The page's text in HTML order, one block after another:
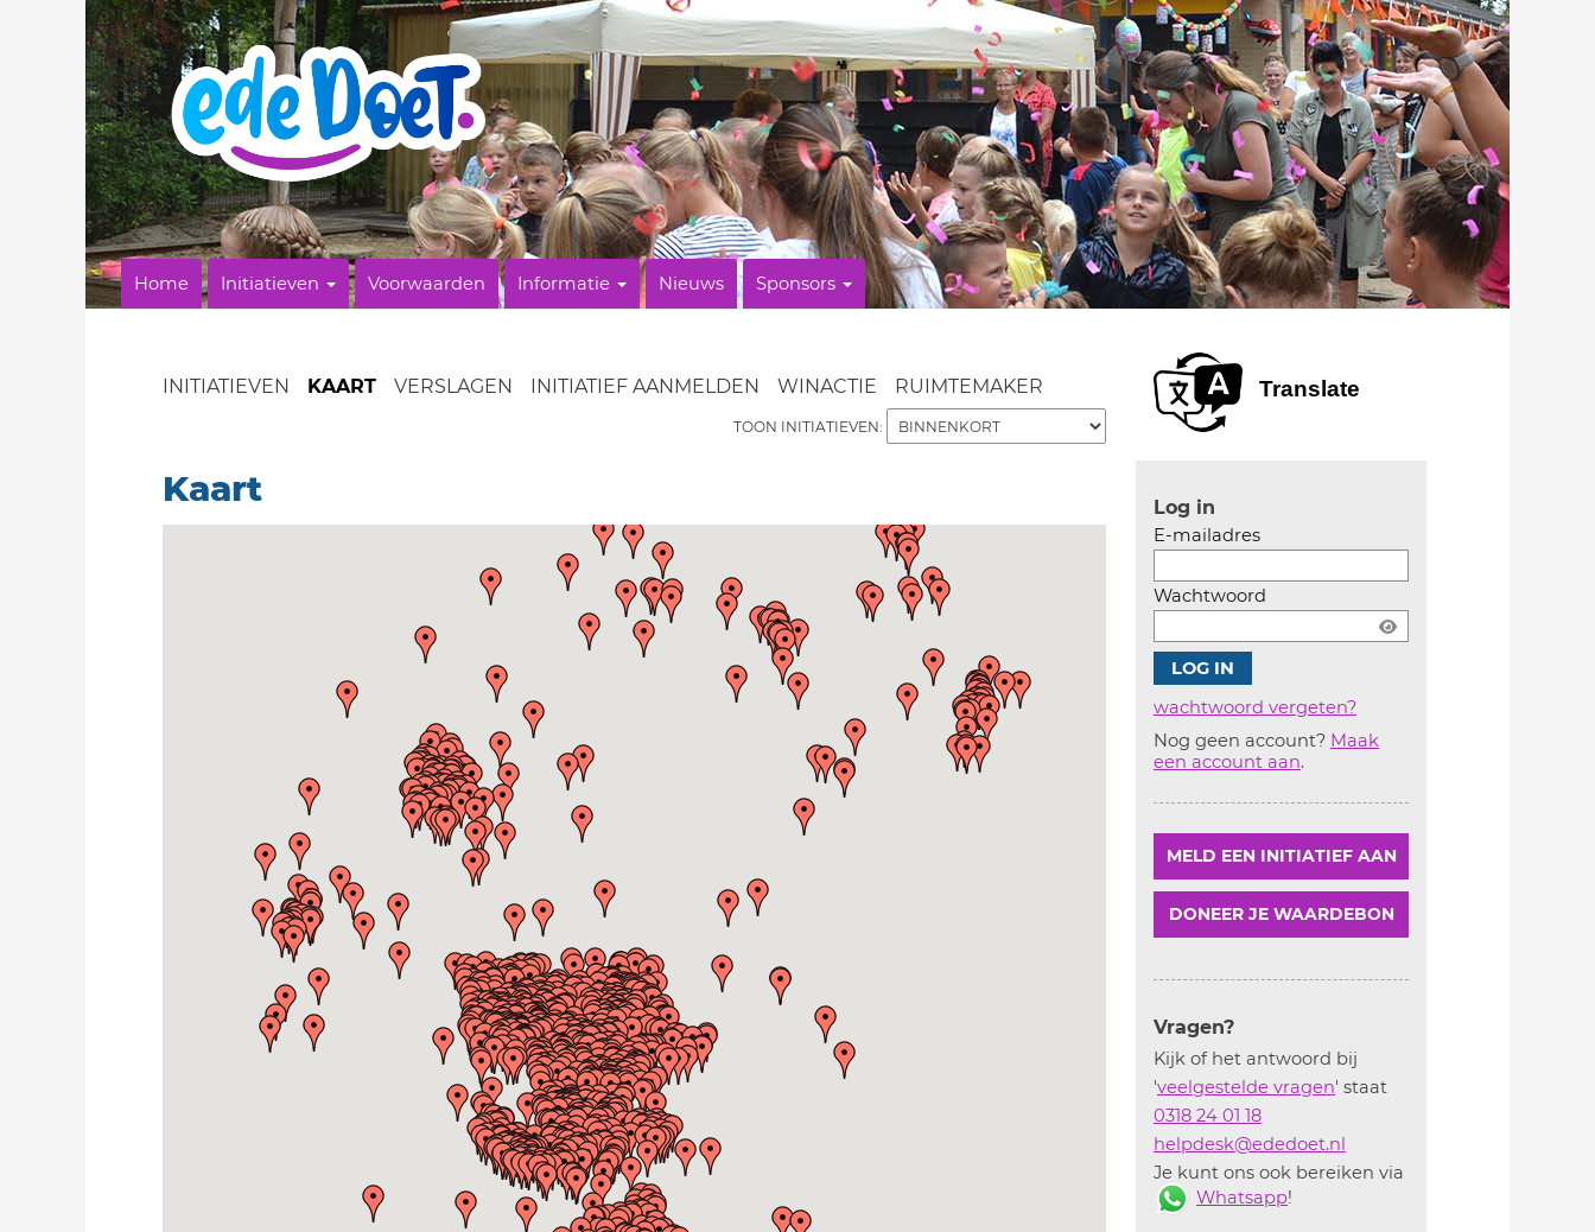
Home Initiatieven Voorwaarden Informatie Nieuws Sponsors
INITIATIEVEN KAART VERSLAGEN INITIATIEF AANMELDEN WINACTIE RUIMTEMAKER
TOON INITIATIEVEN:
Kaart
Translate
Log in
E-mailadres
Wachtwoord
wachtwoord vergeten?
Nog geen account? Maak
een account aan.
MELD EEN INITIATIEF AAN
DONEER JE WAARDEBON
Vragen?
Kijk of het antwoord bij
'veelgestelde vragen' staat
0318 24 01 18
helpdesk@ededoet.nl
Je kunt ons ook bereiken via
Whatsapp!